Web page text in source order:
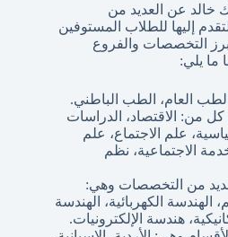
خالد عن العديد من
إليها للطلاب المستوفين
التخصصات والفروع
ما يلي:
العام، الطب الباطني.
من: الاقتصاد، الدراسات
علم الاجتماع، علم
الاجتماعية، نظم
من التخصصات وهي:
الهندسة الكهربائية، الهندسة
هندسة الإلكترونيات.